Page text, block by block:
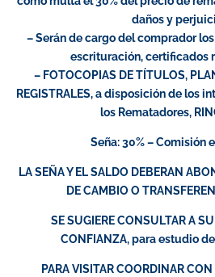
daños y
– Serán de cargo del comprador
escrituración, certificados
– FOTOCOPIAS DE TÍTULOS,
REGISTRALES, a disposición de los
los Rematadores,
Seña: 30% – Comisión
LA SEÑA Y EL SALDO DEBERAN
DE CAMBIO O
SE SUGIERE CONSULTAR A
CONFIANZA, para estudio
PARA VISITAR COORDINAR